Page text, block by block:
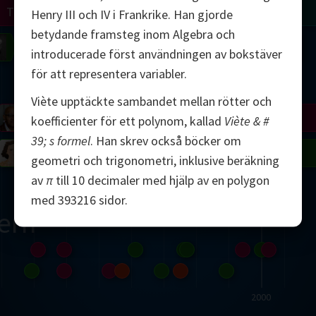
2000
Avila
Mirzakhani
Tao
Bourgain
Matiyasevich
Uhlenbeck
Easley
Penrose
Serre
Mandelbrot
Robinson
Blackwell
Gardner
TuringHenry III och IV i Frankrike. Han gjorde
betydande framsteg inom Algebra och
introducerade först användningen av bokstäver
för att representera variabler.
Viète upptäckte sambandet mellan rötter och
koefficienter för ett polynom, kallad Viète & #
39; s formel. Han skrev också böcker om
geometri och trigonometri, inklusive beräkning
av πtill 10 decimaler med hjälp av en polygon
med 393216 sidor.